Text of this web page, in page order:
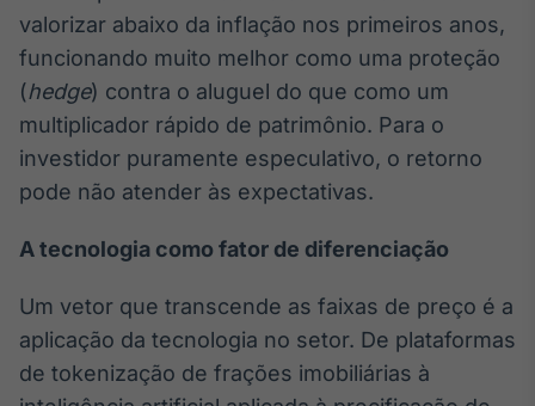
valorizar abaixo da inflação nos primeiros anos,
funcionando muito melhor como uma proteção
(hedge) contra o aluguel do que como um
multiplicador rápido de patrimônio. Para o
investidor puramente especulativo, o retorno
pode não atender às expectativas.
A tecnologia como fator de diferenciação
Um vetor que transcende as faixas de preço é a
aplicação da tecnologia no setor. De plataformas
de tokenização de frações imobiliárias à